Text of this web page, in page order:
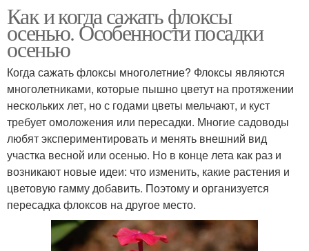
Как и когда сажать флоксы
осенью. Особенности посадки
осенью
Когда сажать флоксы многолетние? Флоксы являются
многолетниками, которые пышно цветут на протяжении
нескольких лет, но с годами цветы мельчают, и куст
требует омоложения или пересадки. Многие садоводы
любят экспериментировать и менять внешний вид
участка весной или осенью. Но в конце лета как раз и
возникают новые идеи: что изменить, какие растения и
цветовую гамму добавить. Поэтому и организуется
пересадка флоксов на другое место.